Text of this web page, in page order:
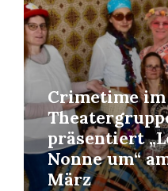
Crimetime
präsentiert
Nonne um“
März